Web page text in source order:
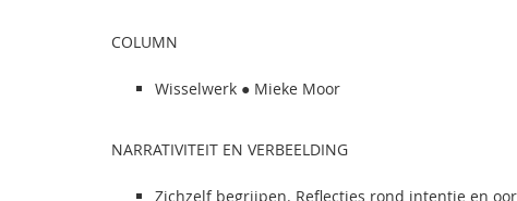
COLUMN
Wisselwerk ● Mieke Moor
NARRATIVITEIT EN VERBEELDING
Zichzelf begrijpen. Reflecties rond intentie en